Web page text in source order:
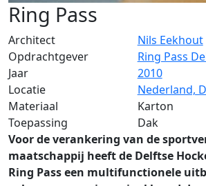
Ring Pass
Architect
Nils Eekhout
Opdrachtgever
Ring Pass
Jaar
2010
Locatie
Nederland,
Materiaal
Karton
Toepassing
Dak
Voor de verankering van de
maatschappij heeft de Delftse
Ring Pass een multifunctionele